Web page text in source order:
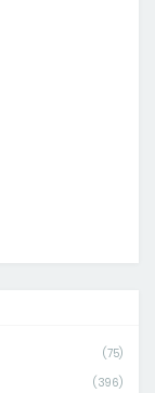
(75)
(396)